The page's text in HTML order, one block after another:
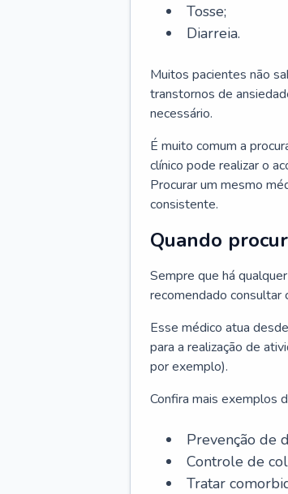
Tosse;
Diarreia.
Muitos pacientes não
transtornos de
necessário.
É muito comum a
clínico pode realizar o
Procurar um mesmo
consistente.
Quando
Sempre que há
recomendado consultar
Esse médico atua
para a realização de
por exemplo).
Confira mais exemplos
Prevenção de
Controle de
Tratar